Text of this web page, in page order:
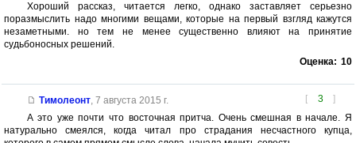
Хороший рассказ, читается легко, однако заставляет серьезно
поразмыслить надо многими вещами, которые на первый взгляд кажутся
незаметными. но тем не менее существенно влияют на принятие
судьбоносных решений.
Оценка: 10
[ 3 ]
Тимолеонт, 7 августа 2015 г.
А это уже почти что восточная притча. Очень смешная в начале. Я
натурально смеялся, когда читал про страдания несчастного купца,